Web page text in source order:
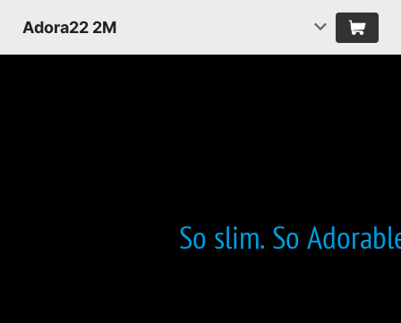
Adora22 2M
So slim. So